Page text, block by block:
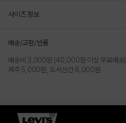
NAVY
사이즈 정보
배송/교환/반품
배송비 3,000원 (40,000원 이상 무료배송)
제주 5,000원, 도서산간 8,000원